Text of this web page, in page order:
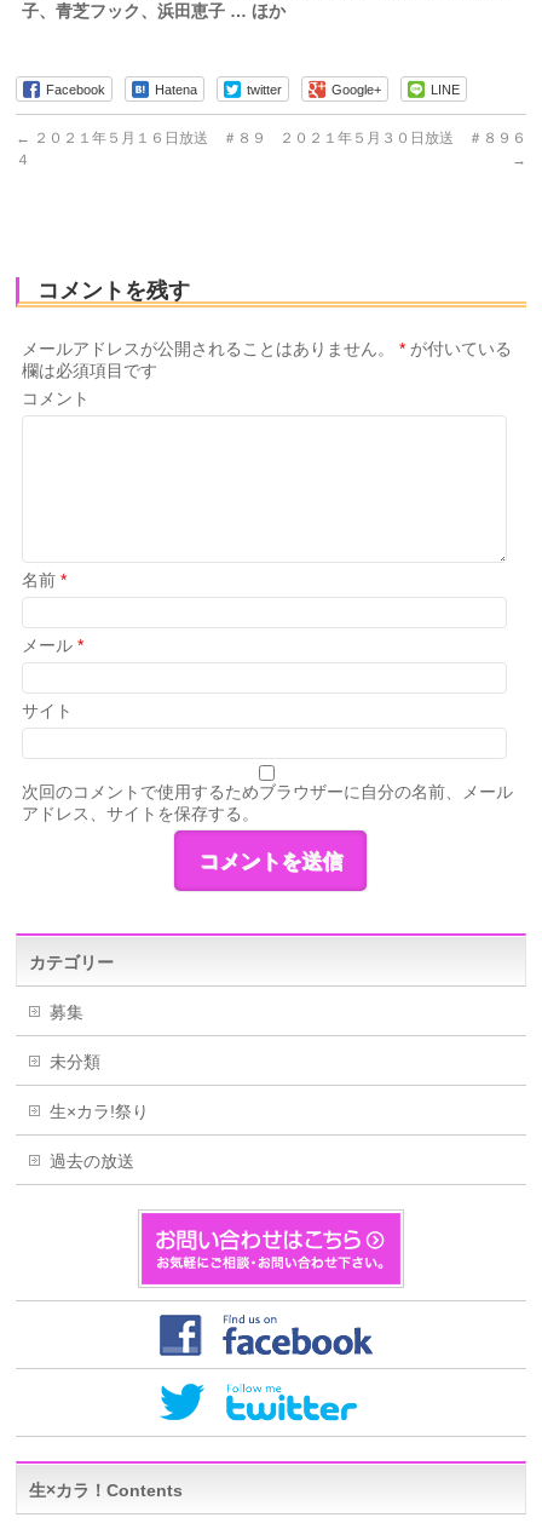
子、青芝フック、浜田恵子 … ほか
Facebook Hatena twitter Google+ LINE
← ２０２１年５月１６日放送 ＃８９
４
２０２１年５月３０日放送 ＃８９６
→
コメントを残す
メールアドレスが公開されることはありません。 * が付いている
欄は必須項目です
コメント
名前*
メール*
サイト
次回のコメントで使用するためブラウザーに自分の名前、メール
アドレス、サイトを保存する。
カテゴリー
募集
未分類
生×カラ!祭り
過去の放送
生×カラ！Contents